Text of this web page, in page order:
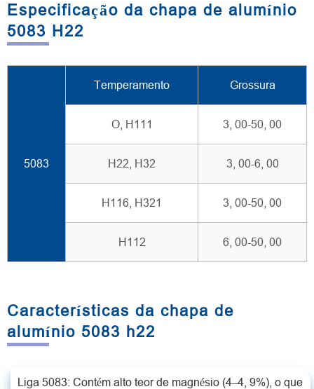
Especificação da chapa de alumínio
5083 H22
5083
Temperamento Grossura
O, H111 3, 00-50, 00
H22, H32 3, 00-6, 00
H116, H321 3, 00-50, 00
H112 6, 00-50, 00
Características da chapa de
alumínio 5083 h22
Liga 5083: Contém alto teor de magnésio (4–4, 9%), o que